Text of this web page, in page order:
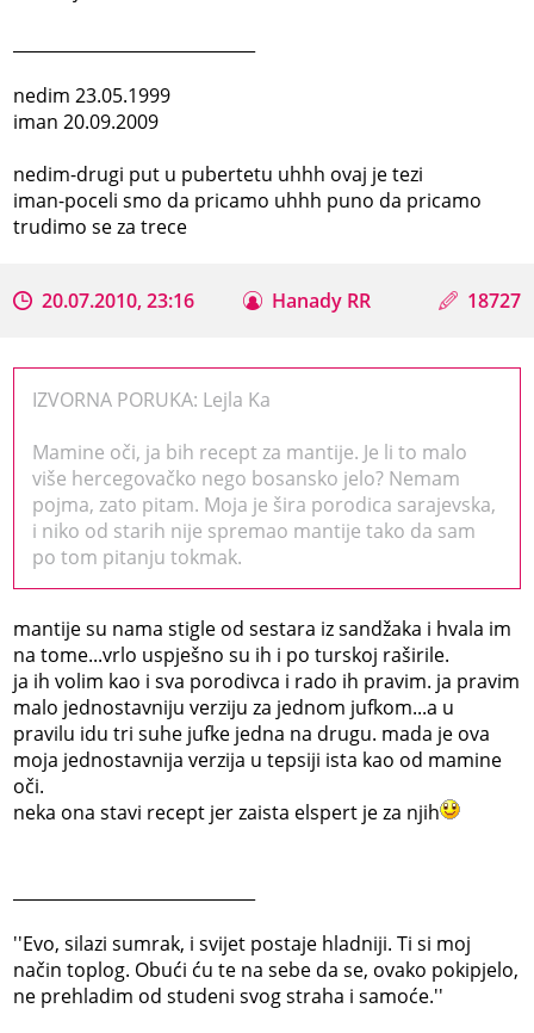
nedim 23.05.1999
iman 20.09.2009
nedim-drugi put u pubertetu uhhh ovaj je tezi
iman-poceli smo da pricamo uhhh puno da pricamo
trudimo se za trece
20.07.2010, 23:16 Hanady RR 18727
IZVORNA PORUKA: Lejla Ka
Mamine oči, ja bih recept za mantije. Je li to malo
više hercegovačko nego bosansko jelo? Nemam
pojma, zato pitam. Moja je šira porodica sarajevska,
i niko od starih nije spremao mantije tako da sam
po tom pitanju tokmak.
mantije su nama stigle od sestara iz sandžaka i hvala im
na tome...vrlo uspješno su ih i po turskoj raširile.
ja ih volim kao i sva porodivca i rado ih pravim. ja pravim
malo jednostavniju verziju za jednom jufkom...a u
pravilu idu tri suhe jufke jedna na drugu. mada je ova
moja jednostavnija verzija u tepsiji ista kao od mamine
oči.
neka ona stavi recept jer zaista elspert je za njih
''Evo, silazi sumrak, i svijet postaje hladniji. Ti si moj
način toplog. Obući ću te na sebe da se, ovako pokipjelo,
ne prehladim od studeni svog straha i samoće.''